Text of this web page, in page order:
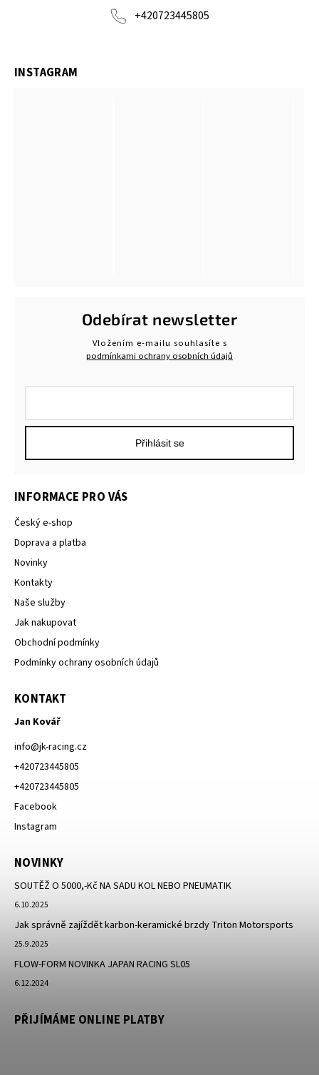
+420723445805
INSTAGRAM
INFORMACE PRO VÁS
Český e-shop
Doprava a platba
Novinky
Kontakty
Naše služby
Jak nakupovat
Obchodní podmínky
Podmínky ochrany osobních údajů
KONTAKT
Jan Kovář
info@jk-racing.cz
+420723445805
+420723445805
Facebook
Instagram
NOVINKY
SOUTĚŽ O 5000,-Kč NA SADU KOL NEBO PNEUMATIK
6.10.2025
Jak správně zajíždět karbon-keramické brzdy Triton Motorsports
25.9.2025
FLOW-FORM NOVINKA JAPAN RACING SL05
6.12.2024
PŘIJÍMÁME ONLINE PLATBY
Odebírat newsletter
Vložením e-mailu souhlasíte s
podmínkami ochrany osobních údajů
Přihlásit se